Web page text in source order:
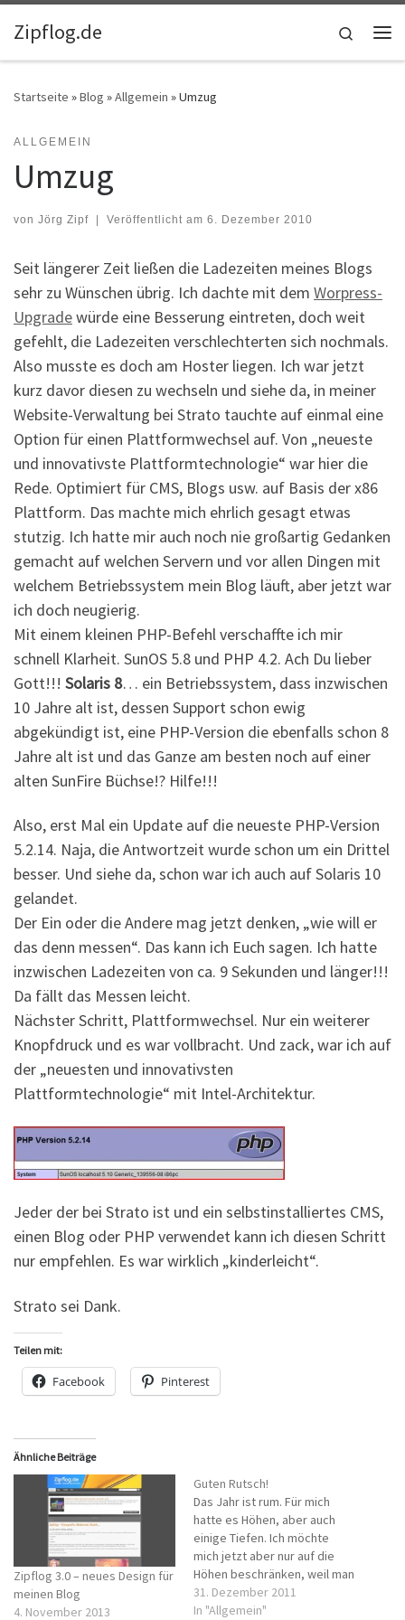
Zum Inhalt springen
Zipflog.de
Search
Startseite »Blog »Allgemein »Umzug
ALLGEMEIN
Umzug
von Jörg Zipf | Veröffentlicht am 6. Dezember 2010
Seit längerer Zeit ließen die Ladezeiten meines Blogs
sehr zu Wünschen übrig. Ich dachte mit dem Worpress-
Upgradewürde eine Besserung eintreten, doch weit
gefehlt, die Ladezeiten verschlechterten sich nochmals.
Also musste es doch am Hoster liegen. Ich war jetzt
kurz davor diesen zu wechseln und siehe da, in meiner
Website-Verwaltung bei Strato tauchte auf einmal eine
Option für einen Plattformwechsel auf. Von „neueste
und innovativste Plattformtechnologie“ war hier die
Rede. Optimiert für CMS, Blogs usw. auf Basis der x86
Plattform. Das machte mich ehrlich gesagt etwas
stutzig. Ich hatte mir auch noch nie großartig Gedanken
gemacht auf welchen Servern und vor allen Dingen mit
welchem Betriebssystem mein Blog läuft, aber jetzt war
ich doch neugierig.
Mit einem kleinen PHP-Befehl verschaffte ich mir
schnell Klarheit. SunOS 5.8 und PHP 4.2. Ach Du lieber
Gott!!! Solaris 8… ein Betriebssystem, dass inzwischen
10 Jahre alt ist, dessen Support schon ewig
abgekündigt ist, eine PHP-Version die ebenfalls schon 8
Jahre alt ist und das Ganze am besten noch auf einer
alten SunFire Büchse!? Hilfe!!!
Also, erst Mal ein Update auf die neueste PHP-Version
5.2.14. Naja, die Antwortzeit wurde schon um ein Drittel
besser. Und siehe da, schon war ich auch auf Solaris 10
gelandet.
Der Ein oder die Andere mag jetzt denken, „wie will er
das denn messen“. Das kann ich Euch sagen. Ich hatte
inzwischen Ladezeiten von ca. 9 Sekunden und länger!!!
Da fällt das Messen leicht.
Nächster Schritt, Plattformwechsel. Nur ein weiterer
Knopfdruck und es war vollbracht. Und zack, war ich auf
der „neuesten und innovativsten
Plattformtechnologie“ mit Intel-Architektur.
Jeder der bei Strato ist und ein selbstinstalliertes CMS,
einen Blog oder PHP verwendet kann ich diesen Schritt
nur empfehlen. Es war wirklich „kinderleicht“.
Strato sei Dank.
Teilen mit:
Facebook Pinterest
Ähnliche Beiträge
Zipflog 3.0 – neues Design für
meinen Blog
4. November 2013
Guten Rutsch!
Das Jahr ist rum. Für mich
hatte es Höhen, aber auch
einige Tiefen. Ich möchte
mich jetzt aber nur auf die
Höhen beschränken, weil man
sich immer nur auf das Gute
konzentrieren sollte. Zuerst
31. Dezember 2011
In "Allgemein"